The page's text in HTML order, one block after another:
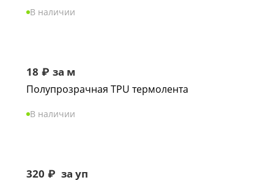
В наличии
18 ₽ за м
Полупрозрачная TPU термолента
В наличии
320 ₽ за уп